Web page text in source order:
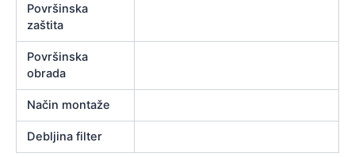
Površinska
zaštita
Površinska
obrada
Način montaže
Debljina filter